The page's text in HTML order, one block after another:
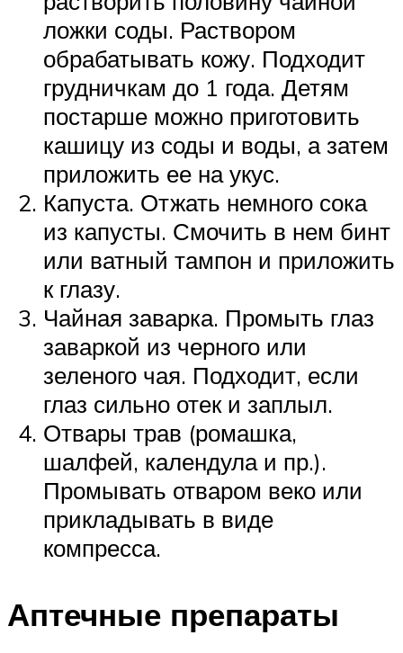
ложки соды. Раствором
обрабатывать кожу. Подходит
грудничкам до 1 года. Детям
постарше можно приготовить
кашицу из соды и воды, а затем
приложить ее на укус.
Капуста. Отжать немного сока
из капусты. Смочить в нем бинт
или ватный тампон и приложить
к глазу.
Чайная заварка. Промыть глаз
заваркой из черного или
зеленого чая. Подходит, если
глаз сильно отек и заплыл.
Отвары трав (ромашка,
шалфей, календула и пр.).
Промывать отваром веко или
прикладывать в виде
компресса.
Аптечные препараты